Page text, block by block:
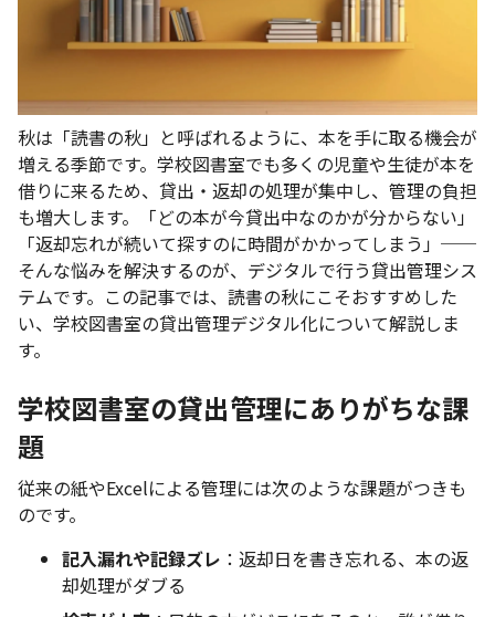
秋は「読書の秋」と呼ばれるように、本を手に取る機会が
増える季節です。学校図書室でも多くの児童や生徒が本を
借りに来るため、貸出・返却の処理が集中し、管理の負担
も増大します。「どの本が今貸出中なのかが分からない」
「返却忘れが続いて探すのに時間がかかってしまう」──
そんな悩みを解決するのが、デジタルで行う貸出管理シス
テムです。この記事では、読書の秋にこそおすすめした
い、学校図書室の貸出管理デジタル化について解説しま
す。
学校図書室の貸出管理にありがちな課
題
従来の紙やExcelによる管理には次のような課題がつきも
のです。
記入漏れや記録ズレ ：返却日を書き忘れる、本の返
却処理がダブる